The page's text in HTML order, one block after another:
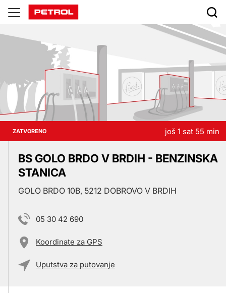
Prodajna
mesta
ZATVORENO još 1 sat 55 min
BS GOLO BRDO V BRDIH - BENZINSKA
STANICA
GOLO BRDO 10B, 5212 DOBROVO V BRDIH
05 30 42 690
Koordinate za GPS
Uputstva za putovanje